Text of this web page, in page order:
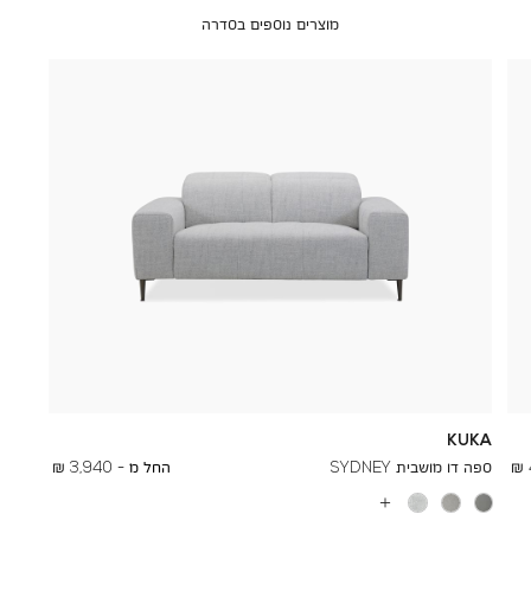
מוצרים נוספים בסדרה
KUKA
ספה דו מושבית SYDNEY
החל מ - 3,940 ₪ To
6,950 ₪